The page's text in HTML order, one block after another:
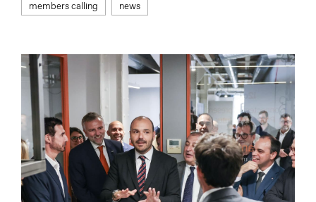
members calling news